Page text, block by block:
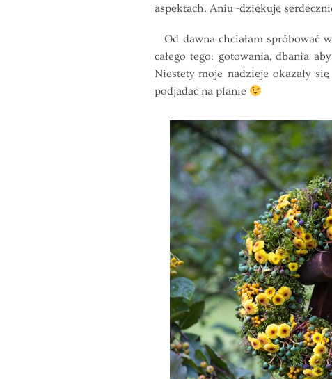
aspektach. Aniu -dziękuję
Od dawna chciałam spróbować
całego tego: gotowania, dbania
Niestety moje nadzieje okazały
podjadać na planie